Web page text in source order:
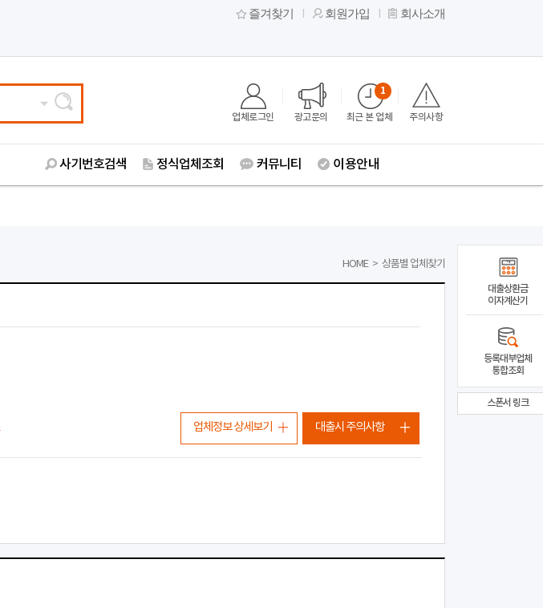
즐겨찾기 회원가입 회사소개
업체로그인 광고문의 최근 본 업체
1
주의사항
사기번호검색 정식업체조회 커뮤니티 이용안내
HOME > 상품별 업체찾기
업체정보 상세보기 대출시 주의사항
대출상환금
이자계산기
등록대부업체
통합조회
스폰서 링크